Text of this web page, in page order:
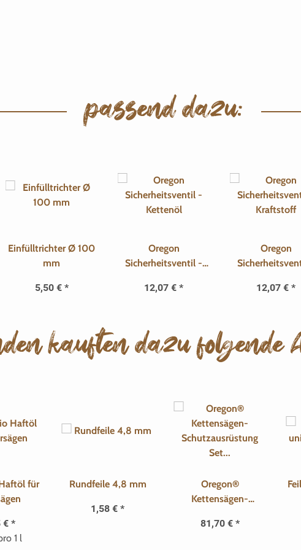
passend dazu:
Einfülltrichter Ø 100
mm
5,50 € *
Oregon
Sicherheitsventil -
12,07 € *
Oregon
12,07 € *
kauften dazu folgende
für
€ *
1 l
Rundfeile 4,8 mm
1,58 € *
Oregon®
Kettensägen-
Set – Beinlinge, Helm
81,70 € *